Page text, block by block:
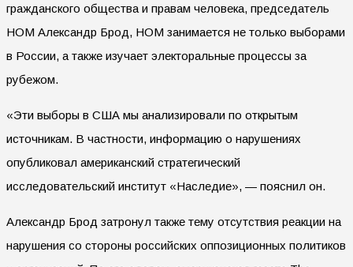
гражданского общества и правам человека, председатель
НОМ Александр Брод, НОМ занимается не только выборами
в России, а также изучает электоральные процессы за
рубежом.
«Эти выборы в США мы анализировали по открытым
источникам. В частности, информацию о нарушениях
опубликовал американский стратегический
исследовательский институт «Наследие», — пояснил он.
Александр Брод затронул также тему отсутствия реакции на
нарушения со стороны российских оппозиционных политиков